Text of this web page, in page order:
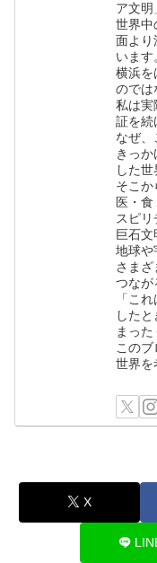
ア文明
世界中
面より
います
横浜を
のでは
私は実
証を続
なぜ
きっ
した世
そこか
医・食
スピ
巨石文
地球や
さま
つなが
「こ
したと
まった
この
世界を
X